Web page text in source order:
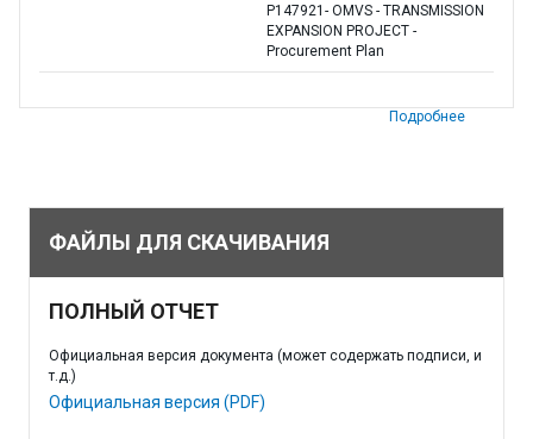
P147921- OMVS - TRANSMISSION
EXPANSION PROJECT -
Procurement Plan
Подробнее
ФАЙЛЫ ДЛЯ СКАЧИВАНИЯ
ПОЛНЫЙ ОТЧЕТ
Официальная версия документа (может содержать подписи, и
т.д.)
Официальная версия (PDF)